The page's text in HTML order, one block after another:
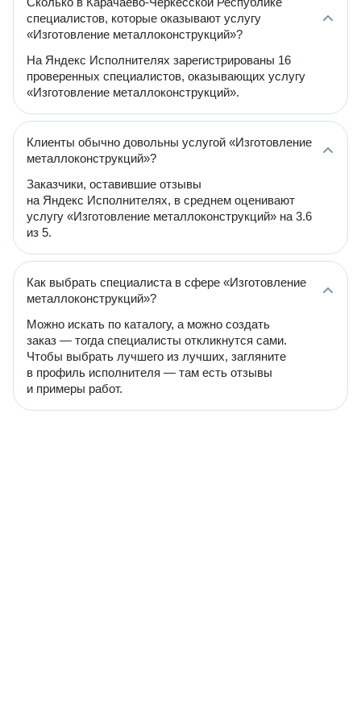
специалистов, которые оказывают услугу
«Изготовление металлоконструкций»?
На Яндекс Исполнителях зарегистрированы 16
проверенных специалистов, оказывающих услугу
«Изготовление металлоконструкций».
Клиенты обычно довольны услугой «Изготовление
металлоконструкций»?
Заказчики, оставившие отзывы
на Яндекс Исполнителях, в среднем оценивают
услугу «Изготовление металлоконструкций» на 3.6
из 5.
Как выбрать специалиста в сфере «Изготовление
металлоконструкций»?
Можно искать по каталогу, а можно создать
заказ — тогда специалисты откликнутся сами.
Чтобы выбрать лучшего из лучших, загляните
в профиль исполнителя — там есть отзывы
и примеры работ.